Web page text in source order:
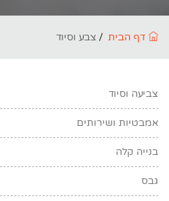
דף הבית צבע וסיוד
צביעה וסיוד
אמבטיות ושירותים
בנייה קלה
גבס